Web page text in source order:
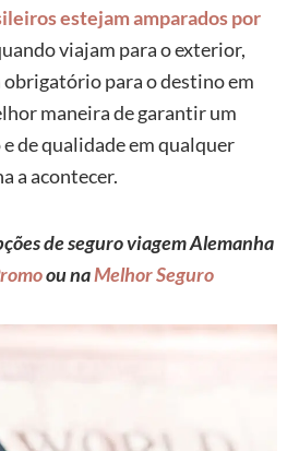
estejam amparados por
viajam para o exterior,
obrigatório para o destino em
maneira de garantir um
de qualidade em qualquer
a acontecer.
de seguro viagem Alemanha
ou naMelhor Seguro